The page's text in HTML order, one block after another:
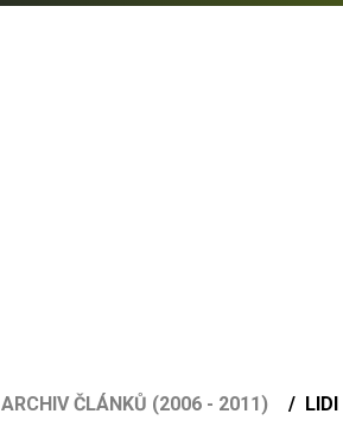
ARCHIV ČLÁNKŮ (2006 - 2011)